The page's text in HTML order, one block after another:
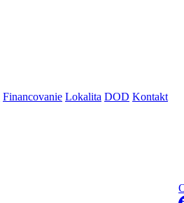
Financovanie Lokalita DOD Kontakt